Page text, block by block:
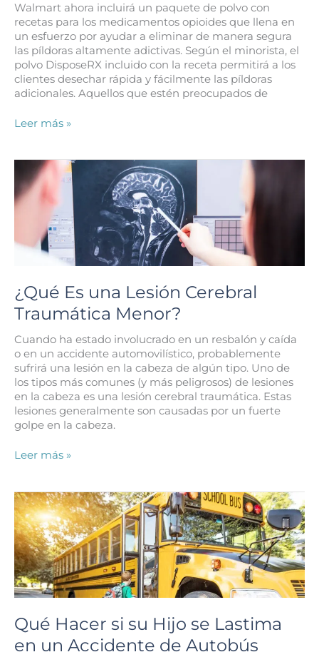
Walmart ahora incluirá un paquete de polvo con
recetas para los medicamentos opioides que llena en
un esfuerzo por ayudar a eliminar de manera segura
las píldoras altamente adictivas. Según el minorista, el
polvo DisposeRX incluido con la receta permitirá a los
clientes desechar rápida y fácilmente las píldoras
adicionales. Aquellos que estén preocupados de
¿El
Polvo
de
Walmart
Ayudará
Combatir
Epidemia
Opioides?
Leer más »
¿Qué Es una Lesión Cerebral
Traumática Menor?
Cuando ha estado involucrado en un resbalón y caída
o en un accidente automovilístico, probablemente
sufrirá una lesión en la cabeza de algún tipo. Uno de
los tipos más comunes (y más peligrosos) de lesiones
en la cabeza es una lesión cerebral traumática. Estas
lesiones generalmente son causadas por un fuerte
golpe en la cabeza.
¿Qué
Lesión
Cerebral
Traumática
Menor?
Leer más »
Qué Hacer si su Hijo se Lastima
en un Accidente de Autobús